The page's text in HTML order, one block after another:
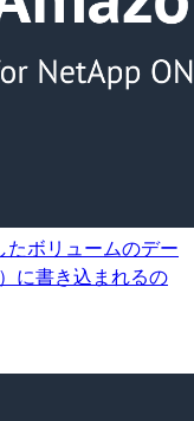
たボリュームのデー
に書き込まれるの